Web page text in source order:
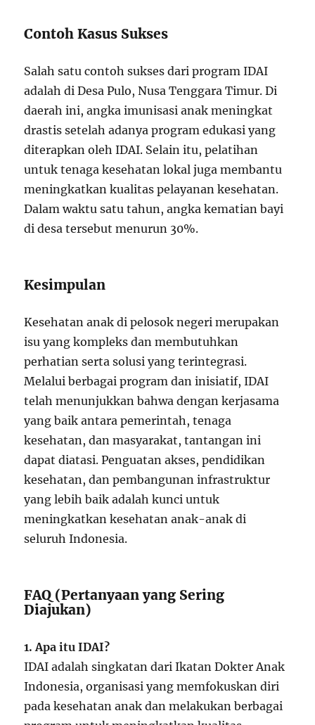
Contoh Kasus Sukses
Salah satu contoh sukses dari program IDAI
adalah di Desa Pulo, Nusa Tenggara Timur. Di
daerah ini, angka imunisasi anak meningkat
drastis setelah adanya program edukasi yang
diterapkan oleh IDAI. Selain itu, pelatihan
untuk tenaga kesehatan lokal juga membantu
meningkatkan kualitas pelayanan kesehatan.
Dalam waktu satu tahun, angka kematian bayi
di desa tersebut menurun 30%.
Kesimpulan
Kesehatan anak di pelosok negeri merupakan
isu yang kompleks dan membutuhkan
perhatian serta solusi yang terintegrasi.
Melalui berbagai program dan inisiatif, IDAI
telah menunjukkan bahwa dengan kerjasama
yang baik antara pemerintah, tenaga
kesehatan, dan masyarakat, tantangan ini
dapat diatasi. Penguatan akses, pendidikan
kesehatan, dan pembangunan infrastruktur
yang lebih baik adalah kunci untuk
meningkatkan kesehatan anak-anak di
seluruh Indonesia.
FAQ (Pertanyaan yang Sering
Diajukan)
1. Apa itu IDAI?
IDAI adalah singkatan dari Ikatan Dokter Anak
Indonesia, organisasi yang memfokuskan diri
pada kesehatan anak dan melakukan berbagai